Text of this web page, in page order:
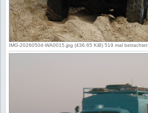
IMG-20260504-WA0015.jpg (436.65 KiB) 519 mal betrachtet